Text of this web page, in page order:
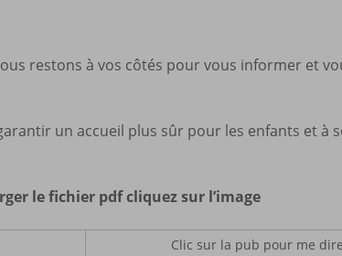
restons à vos côtés pour vous informer et
un accueil plus sûr pour les enfants et à
le fichier pdf cliquez sur l’image
Clic sur la pub pour me